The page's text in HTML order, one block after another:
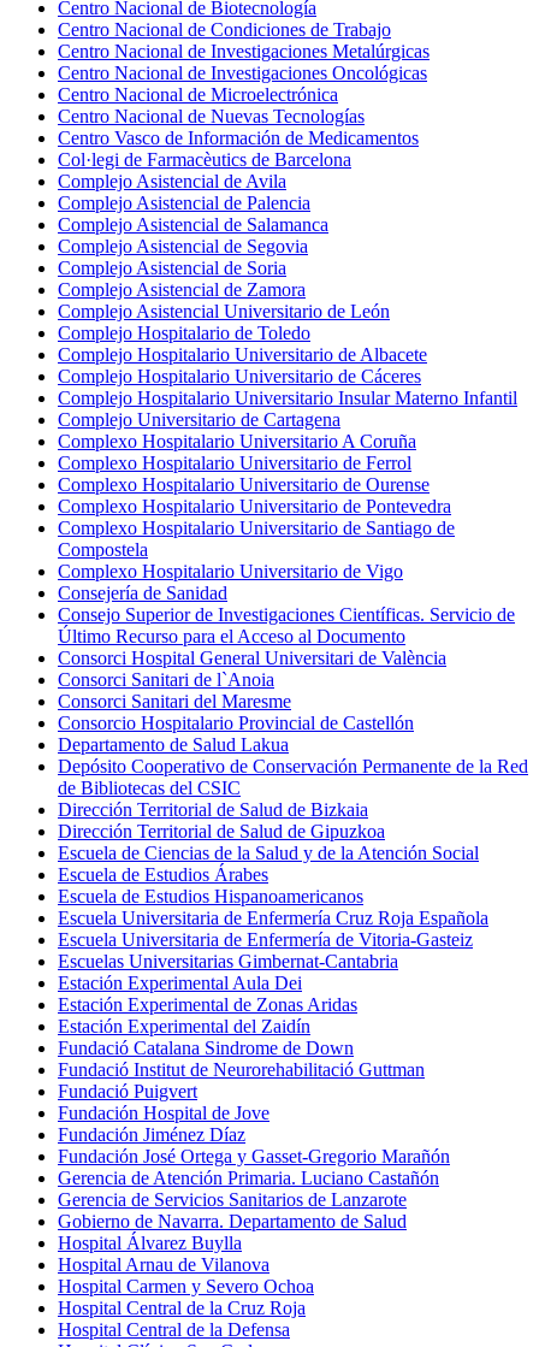
Centro Nacional de Biotecnología
Centro Nacional de Condiciones de Trabajo
Centro Nacional de Investigaciones Metalúrgicas
Centro Nacional de Investigaciones Oncológicas
Centro Nacional de Microelectrónica
Centro Nacional de Nuevas Tecnologías
Centro Vasco de Información de Medicamentos
Col·legi de Farmacèutics de Barcelona
Complejo Asistencial de Avila
Complejo Asistencial de Palencia
Complejo Asistencial de Salamanca
Complejo Asistencial de Segovia
Complejo Asistencial de Soria
Complejo Asistencial de Zamora
Complejo Asistencial Universitario de León
Complejo Hospitalario de Toledo
Complejo Hospitalario Universitario de Albacete
Complejo Hospitalario Universitario de Cáceres
Complejo Hospitalario Universitario Insular Materno Infantil
Complejo Universitario de Cartagena
Complexo Hospitalario Universitario A Coruña
Complexo Hospitalario Universitario de Ferrol
Complexo Hospitalario Universitario de Ourense
Complexo Hospitalario Universitario de Pontevedra
Complexo Hospitalario Universitario de Santiago de
Compostela
Complexo Hospitalario Universitario de Vigo
Consejería de Sanidad
Consejo Superior de Investigaciones Científicas. Servicio de
Último Recurso para el Acceso al Documento
Consorci Hospital General Universitari de València
Consorci Sanitari de l`Anoia
Consorci Sanitari del Maresme
Consorcio Hospitalario Provincial de Castellón
Departamento de Salud Lakua
Depósito Cooperativo de Conservación Permanente de la Red
de Bibliotecas del CSIC
Dirección Territorial de Salud de Bizkaia
Dirección Territorial de Salud de Gipuzkoa
Escuela de Ciencias de la Salud y de la Atención Social
Escuela de Estudios Árabes
Escuela de Estudios Hispanoamericanos
Escuela Universitaria de Enfermería Cruz Roja Española
Escuela Universitaria de Enfermería de Vitoria-Gasteiz
Escuelas Universitarias Gimbernat-Cantabria
Estación Experimental Aula Dei
Estación Experimental de Zonas Aridas
Estación Experimental del Zaidín
Fundació Catalana Sindrome de Down
Fundació Institut de Neurorehabilitació Guttman
Fundació Puigvert
Fundación Hospital de Jove
Fundación Jiménez Díaz
Fundación José Ortega y Gasset-Gregorio Marañón
Gerencia de Atención Primaria. Luciano Castañón
Gerencia de Servicios Sanitarios de Lanzarote
Gobierno de Navarra. Departamento de Salud
Hospital Álvarez Buylla
Hospital Arnau de Vilanova
Hospital Carmen y Severo Ochoa
Hospital Central de la Cruz Roja
Hospital Central de la Defensa